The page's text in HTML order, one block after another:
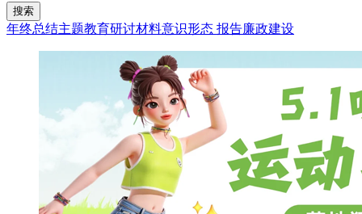
搜索
年终总结主题教育研讨材料意识形态 报告廉政建设